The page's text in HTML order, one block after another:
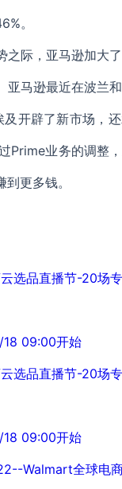
。
之际，亚马逊加大
亚马逊最近在波兰
开辟了新市场，
Prime业务的调整
更多钱。
选品直播节-20场
09:00开始
选品直播节-20场
09:00开始
Walmart全球电